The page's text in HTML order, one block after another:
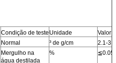
Condição de teste Unidade
Valor
Normal ³ de g/cm
2.1-3.0
Mergulho na
água destilada
% ≦0.05